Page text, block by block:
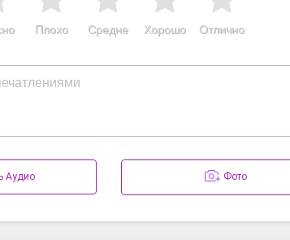
Отлично
Хорошо
Средне
Плохо
Аудио Фото